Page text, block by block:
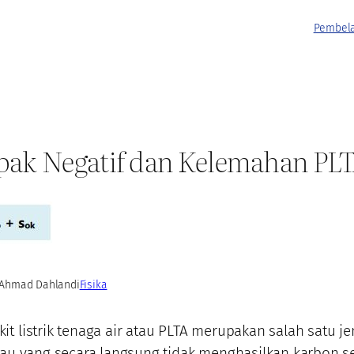
Negatif dan Kelemahan
DahlandiFisika
listrik tenaga air atau PLTA merupakan salah satu